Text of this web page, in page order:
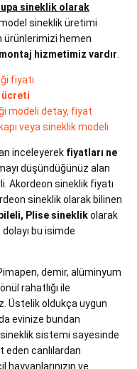
sineklik olarak
sineklik üretimi
ürünlerimizi hemen
hizmetimiz vardır
fiyatı
ücreti
modeli detay, fiyat
veya sineklik modeli
inceleyerek fiyatları ne
düşündüğünüz alan
Akordeon sineklik fiyatı
sineklik olarak bilinen
Plise sineklikolarak
bu isimde
demir, alüminyum
rahatlığı ile
Üstelik oldukça uygun
evinize bundan
sistemi sayesinde
eden canlılardan
hayvanlarınızın ve